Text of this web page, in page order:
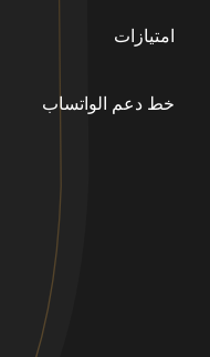
امتيازات
خط دعم الواتساب